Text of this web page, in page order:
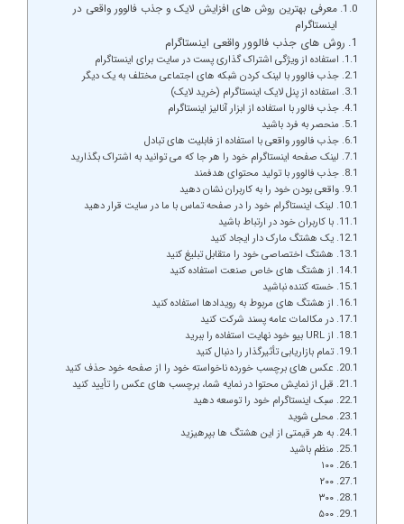
معرفی بهترین روش های افزایش لایک و جذب فالوور واقعی در
اینستاگرام
روش های جذب فالوور واقعی اینستاگرام
استفاده از ویژگی اشتراک گذاری پست در سایت برای اینستاگرام
جذب فالوور با لینک کردن شبکه های اجتماعی مختلف به یک دیگر
استفاده از پنل لایک اینستاگرام (خرید لایک)
جذب فالور با استفاده از ابزار آنالیز اینستاگرام
منحصر به فرد باشید
جذب فالوور واقعی با استفاده از فابلیت های تبادل
لینک صفحه اینستاگرام خود را هر جا که می توانید به اشتراک بگذارید
جذب فالوور با تولید محتوای هدفمند
واقعی بودن خود را به کاربران نشان دهید
لینک اینستاگرام خود را در صفحه تماس با ما در سایت قرار دهید
با کاربران خود در ارتباط باشید
یک هشتگ مارک دار ایجاد کنید
هشتگ اختصاصی خود را متقابل تبلیغ کنید
از هشتگ های خاص صنعت استفاده کنید
خسته کننده نباشید
از هشتگ های مربوط به رویدادها استفاده کنید
در مکالمات عامه پسند شرکت کنید
از URL بیو خود نهایت استفاده را ببرید
تمام بازاریابی تأثیرگذار را دنبال کنید
عکس های برچسب خورده ناخواسته خود را از صفحه خود حذف کنید
قبل از نمایش محتوا در نمایه شما، برچسب های عکس را تأیید کنید
سبک اینستاگرام خود را توسعه دهید
محلی شوید
به هر قیمتی از این هشتگ ها بپرهیزید
منظم باشید
۱۰۰
۲۰۰
۳۰۰
۵۰۰